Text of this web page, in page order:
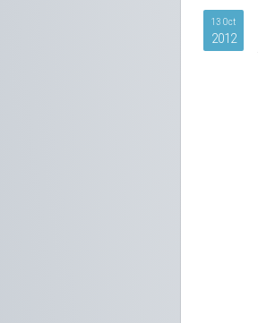
13 Oct
2012